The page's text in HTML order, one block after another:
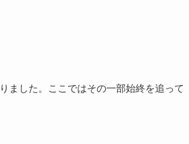
ました。ここではその一部始終を追って